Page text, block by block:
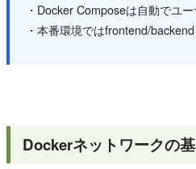
・Docker Composeは自動でユ
・本番環境ではfrontend/
Dockerネットワークの